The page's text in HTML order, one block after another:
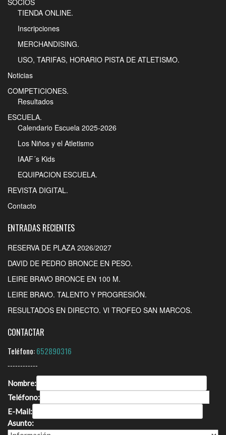
TIENDA ONLINE.
Inscripciones
MERCHANDISING.
USO, TARIFAS, HORARIO PISTA DE ATLETISMO.
Noticias
COMPETICIONES.
Resultados
ESCUELA.
Calendario Escuela 2025-2026
Los Niños y el Atletismo
IAAF´s Kids
EQUIPACION ESCUELA.
REVISTA DIGITAL.
Contacto
ENTRADAS RECIENTES
RESERVA DE PLAZA 2026/2027
DAVID DE PEDRO BRONCE EN PESO.
LEIRE BRAVO BRONCE EN 100 M.
LEIRE BRAVO. TALENTO Y PROGRESIÓN.
RESULTADOS EN DIRECTO. VI TROFEO SAN MARCOS.
CONTACTAR
Teléfono:652890316
------------
Nombre:
Teléfono:
E-Mail:
Asunto: